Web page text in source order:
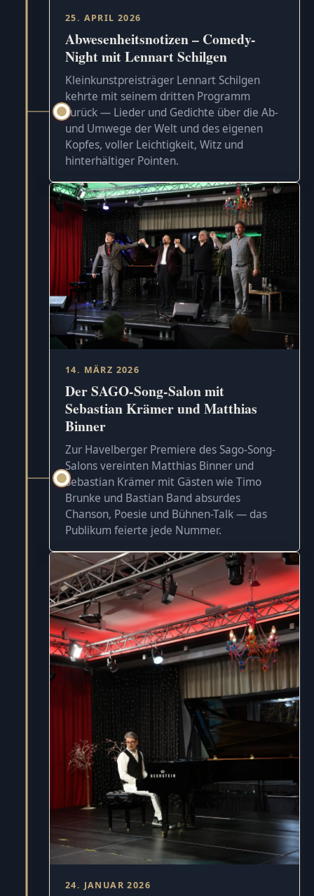
25. APRIL 2026
Abwesenheitsnotizen – Comedy-
Night mit Lennart Schilgen
Kleinkunstpreisträger Lennart Schilgen
kehrte mit seinem dritten Programm
zurück — Lieder und Gedichte über die Ab-
und Umwege der Welt und des eigenen
Kopfes, voller Leichtigkeit, Witz und
hinterhältiger Pointen.
14. MÄRZ 2026
Der SAGO-Song-Salon mit
Sebastian Krämer und Matthias
Binner
Zur Havelberger Premiere des Sago-Song-
Salons vereinten Matthias Binner und
Sebastian Krämer mit Gästen wie Timo
Brunke und Bastian Band absurdes
Chanson, Poesie und Bühnen-Talk — das
Publikum feierte jede Nummer.
24. JANUAR 2026